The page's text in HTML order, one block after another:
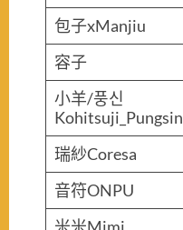
包子xManjiu
容子
小羊/풍신
Kohitsuji_Pungsin
瑞紗Coresa
音符ONPU